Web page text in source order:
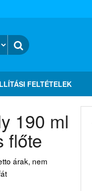
FELTÉTELEK
190 ml
flőte
árak, nem